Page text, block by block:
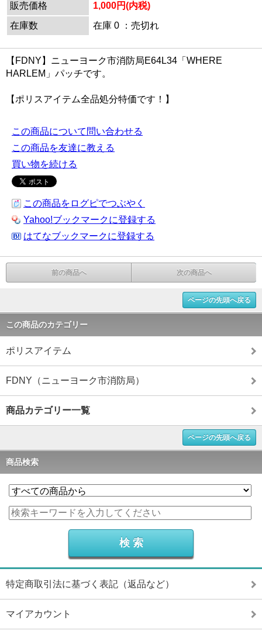
販売価格
1,000円(内税)
在庫数
在庫 0 ：売切れ
【FDNY】ニューヨーク市消防局E64L34「WHERE
HARLEM」パッチです。
【ポリスアイテム全品処分特価です！】
この商品について問い合わせる
この商品を友達に教える
買い物を続ける
この商品をログピでつぶやく
Yahoo!ブックマークに登録する
はてなブックマークに登録する
前の商品へ 次の商品へ
ページの先頭へ戻る
この商品のカテゴリー
ポリスアイテム
FDNY（ニューヨーク市消防局）
商品カテゴリー一覧
ページの先頭へ戻る
商品検索
特定商取引法に基づく表記（返品など）
マイアカウント